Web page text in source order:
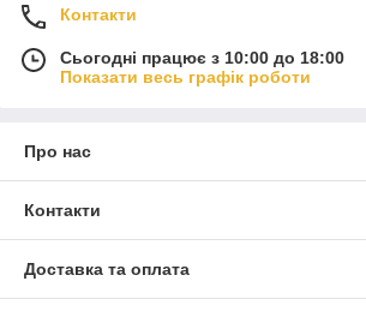
Контакти
Сьогодні працює з 10:00 до 18:00
Показати весь графік роботи
Про нас
Контакти
Доставка та оплата